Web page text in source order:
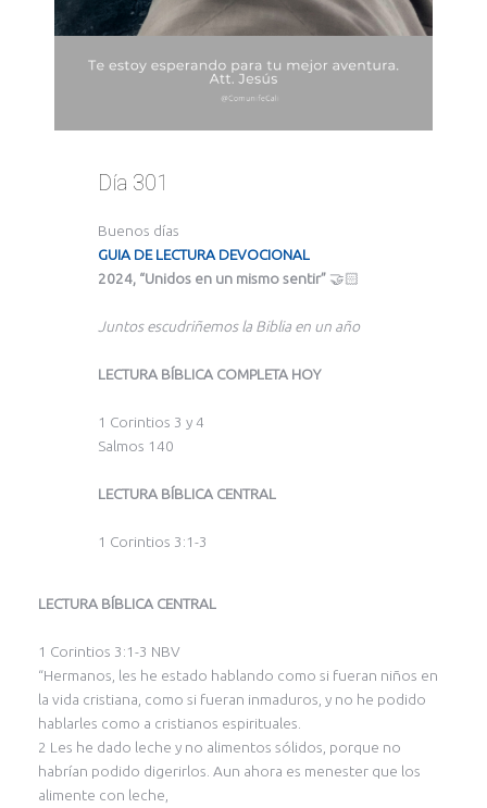
Día 301
Buenos días
GUIA DE LECTURA DEVOCIONAL
2024, “Unidos en un mismo sentir” 🤝🏻
Juntos escudriñemos la Biblia en un año
LECTURA BÍBLICA COMPLETA HOY
1 Corintios 3 y 4
Salmos 140
LECTURA BÍBLICA CENTRAL
1 Corintios 3:1-3
LECTURA BÍBLICA CENTRAL
1 Corintios 3:1-3 NBV
“Hermanos, les he estado hablando como si fueran niños en
la vida cristiana, como si fueran inmaduros, y no he podido
hablarles como a cristianos espirituales.
2 Les he dado leche y no alimentos sólidos, porque no
habrían podido digerirlos. Aun ahora es menester que los
alimente con leche,